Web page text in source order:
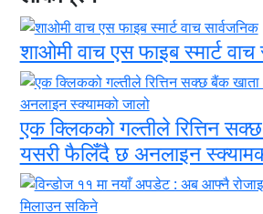
शाओमी वाच एस फाइब स्मार्ट वाच
एक क्लिकको गल्तीले रित्तिन
यसरी फैलिँदै छ अनलाइन